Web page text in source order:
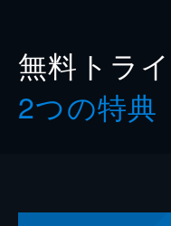
無料トラ
2つの特典